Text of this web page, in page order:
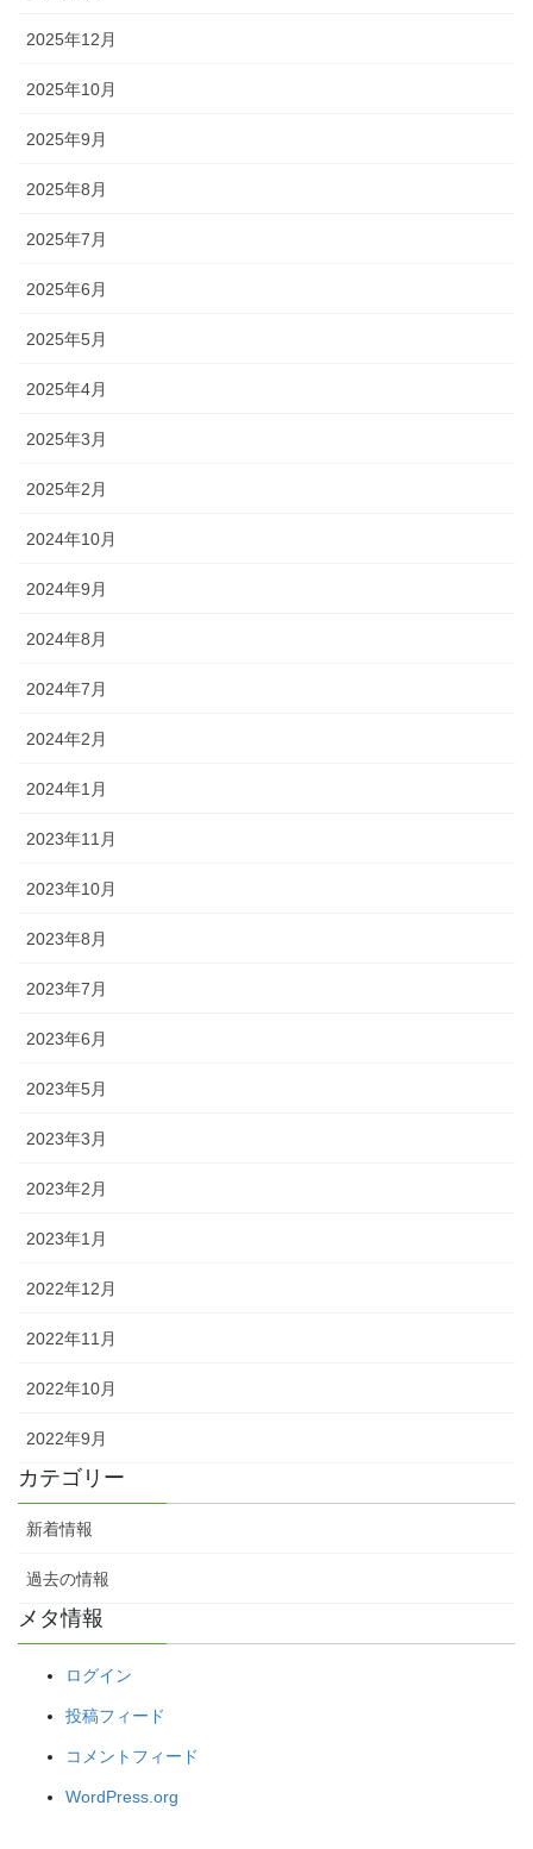
2025年12月
2025年10月
2025年9月
2025年8月
2025年7月
2025年6月
2025年5月
2025年4月
2025年3月
2025年2月
2024年10月
2024年9月
2024年8月
2024年7月
2024年2月
2024年1月
2023年11月
2023年10月
2023年8月
2023年7月
2023年6月
2023年5月
2023年3月
2023年2月
2023年1月
2022年12月
2022年11月
2022年10月
2022年9月
カテゴリー
新着情報
過去の情報
メタ情報
ログイン
投稿フィード
コメントフィード
WordPress.org